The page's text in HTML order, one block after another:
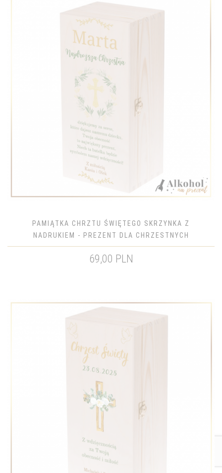
PAMIĄTKA CHRZTU ŚWIĘTEGO SKRZYNKA Z
NADRUKIEM - PREZENT DLA CHRZESTNYCH
69,00 PLN